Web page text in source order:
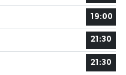
19:00
21:30
21:30